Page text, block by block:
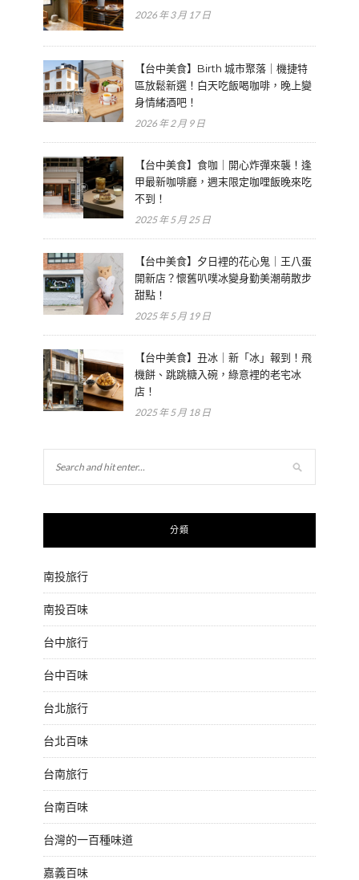
2026 年 3 月 17 日
【台中美食】Birth 城市聚落｜機捷特
區放鬆新選！白天吃飯喝咖啡，晚上變
身情緒酒吧！
2026 年 2 月 9 日
【台中美食】食咖｜開心炸彈來襲！逢
甲最新咖啡廳，週末限定咖哩飯晚來吃
不到！
2025 年 5 月 25 日
【台中美食】夕日裡的花心鬼｜王八蛋
開新店？懷舊叭噗冰變身勤美潮萌散步
甜點！
2025 年 5 月 19 日
【台中美食】丑冰｜新「冰」報到！飛
機餅、跳跳糖入碗，綠意裡的老宅冰
店！
2025 年 5 月 18 日
分類
南投旅行
南投百味
台中旅行
台中百味
台北旅行
台北百味
台南旅行
台南百味
台灣的一百種味道
嘉義百味